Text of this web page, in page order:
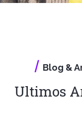
/ Blog &
Ultimos